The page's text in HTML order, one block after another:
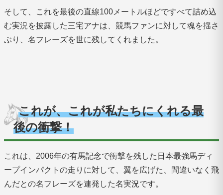
そして、これを最後の直線100メートルほどですべて詰め込
む実況を披露した三宅アナは、競馬ファンに対して魂を揺さ
ぶり、名フレーズを世に残してくれました。
これが、これが私たちにくれる最
後の衝撃！
これは、2006年の有馬記念で衝撃を残した日本最強馬ディ
ープインパクトの走りに対して、翼を広げた、間違いなく飛
んだとの名フレーズを連発した名実況です。